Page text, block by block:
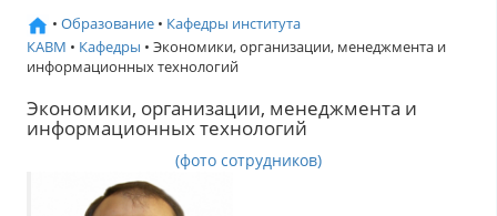
• Образование • Кафедры института
КАВМ • Кафедры • Экономики, организации, менеджмента и
информационных технологий
Экономики, организации, менеджмента и
информационных технологий
(фото cотрудников)